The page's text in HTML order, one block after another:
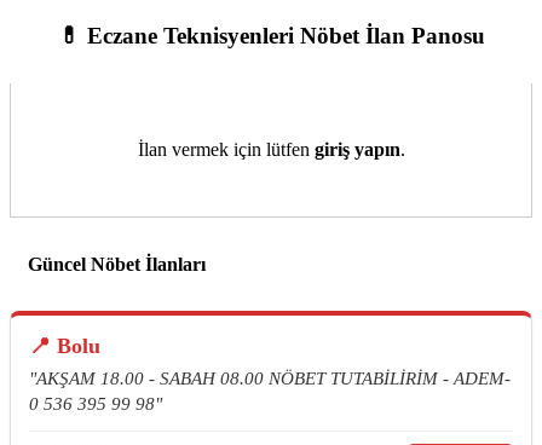
💊 Eczane Teknisyenleri Nöbet İlan Panosu
İlan vermek için lütfen giriş yapın.
Güncel Nöbet İlanları
📍 Bolu
"AKŞAM 18.00 - SABAH 08.00 NÖBET TUTABİLİRİM - ADEM-
0 536 395 99 98"